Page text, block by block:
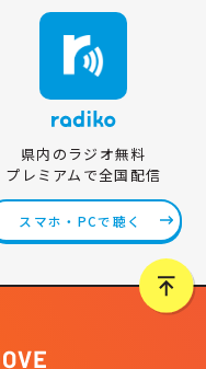
県内のラジオ無料
プレミアムで全国配信
スマホ・PCで聴く